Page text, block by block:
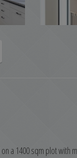
a 1400 sqm plot with